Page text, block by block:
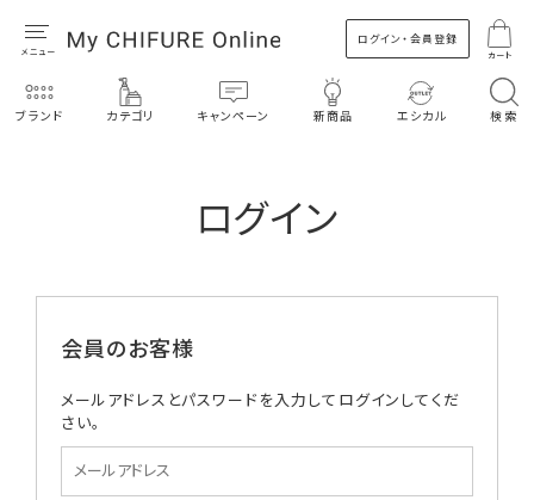
ログイン・会員登録
カート
ブランド カテゴリ キャンペーン 新商品 エシカル 検索
ログイン
会員のお客様
メールアドレスとパスワードを入力してログインしてくだ
さい。